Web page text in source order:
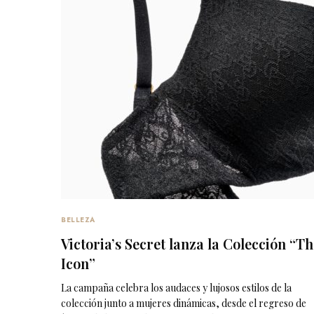
BELLEZA
Victoria’s Secret lanza la Colección
Icon”
La campaña celebra los audaces y lujosos estilos de la
colección junto a mujeres dinámicas, desde el regreso de